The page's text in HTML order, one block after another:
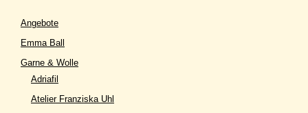
Angebote
Emma Ball
Garne & Wolle
Adriafil
Atelier Franziska Uhl